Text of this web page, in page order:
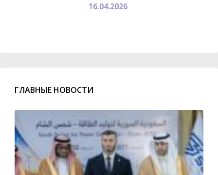
16.04.2026
ГЛАВНЫЕ НОВОСТИ